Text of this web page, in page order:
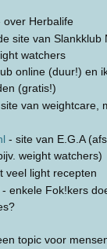
over Herbalife
site van Slankklub
watchers
online (duur!) en
(gratis!)
van weightcare,
- site van E.G.A
weight watchers)
veel light recepten
- enkele Fok!kers
topic voor